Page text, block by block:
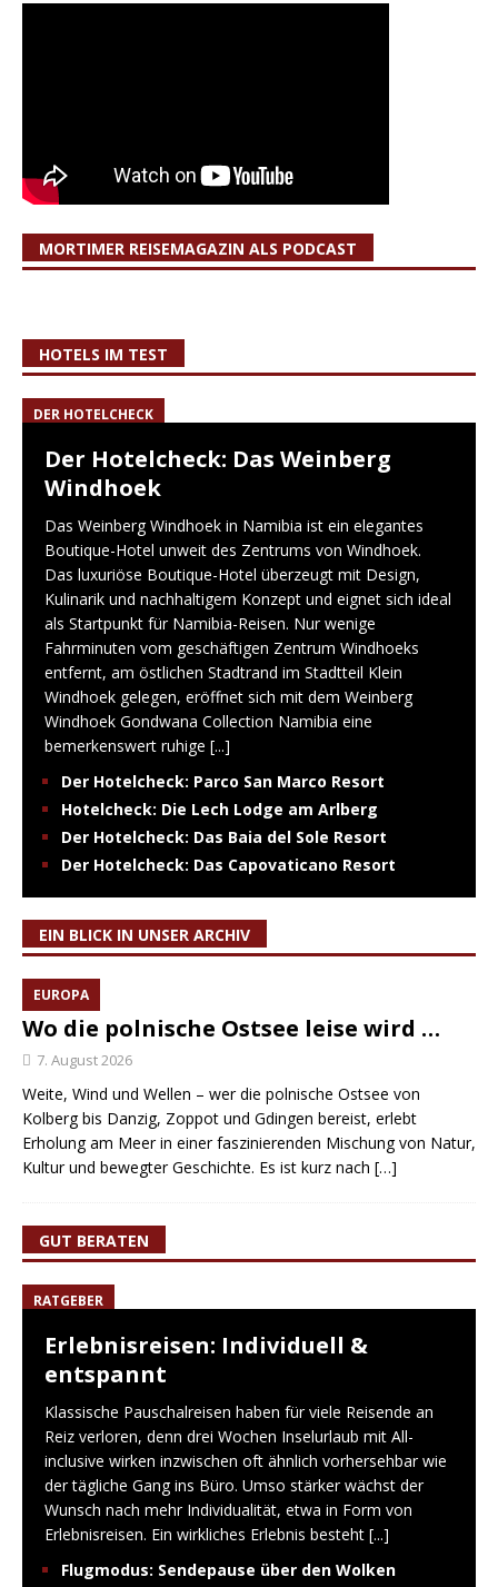
MORTIMER REISEMAGAZIN ALS PODCAST
HOTELS IM TEST
DER HOTELCHECK
Der Hotelcheck: Das Weinberg
Windhoek
Das Weinberg Windhoek in Namibia ist ein elegantes
Boutique-Hotel unweit des Zentrums von Windhoek.
Das luxuriöse Boutique-Hotel überzeugt mit Design,
Kulinarik und nachhaltigem Konzept und eignet sich ideal
als Startpunkt für Namibia-Reisen. Nur wenige
Fahrminuten vom geschäftigen Zentrum Windhoeks
entfernt, am östlichen Stadtrand im Stadtteil Klein
Windhoek gelegen, eröffnet sich mit dem Weinberg
Windhoek Gondwana Collection Namibia eine
bemerkenswert ruhige [...]
Der Hotelcheck: Parco San Marco Resort
Hotelcheck: Die Lech Lodge am Arlberg
Der Hotelcheck: Das Baia del Sole Resort
Der Hotelcheck: Das Capovaticano Resort
EIN BLICK IN UNSER ARCHIV
EUROPA
Wo die polnische Ostsee leise wird …
7. August 2026
Weite, Wind und Wellen – wer die polnische Ostsee von
Kolberg bis Danzig, Zoppot und Gdingen bereist, erlebt
Erholung am Meer in einer faszinierenden Mischung von Natur,
Kultur und bewegter Geschichte. Es ist kurz nach […]
GUT BERATEN
RATGEBER
Erlebnisreisen: Individuell &
entspannt
Klassische Pauschalreisen haben für viele Reisende an
Reiz verloren, denn drei Wochen Inselurlaub mit All-
inclusive wirken inzwischen oft ähnlich vorhersehbar wie
der tägliche Gang ins Büro. Umso stärker wächst der
Wunsch nach mehr Individualität, etwa in Form von
Erlebnisreisen. Ein wirkliches Erlebnis besteht [...]
Flugmodus: Sendepause über den Wolken